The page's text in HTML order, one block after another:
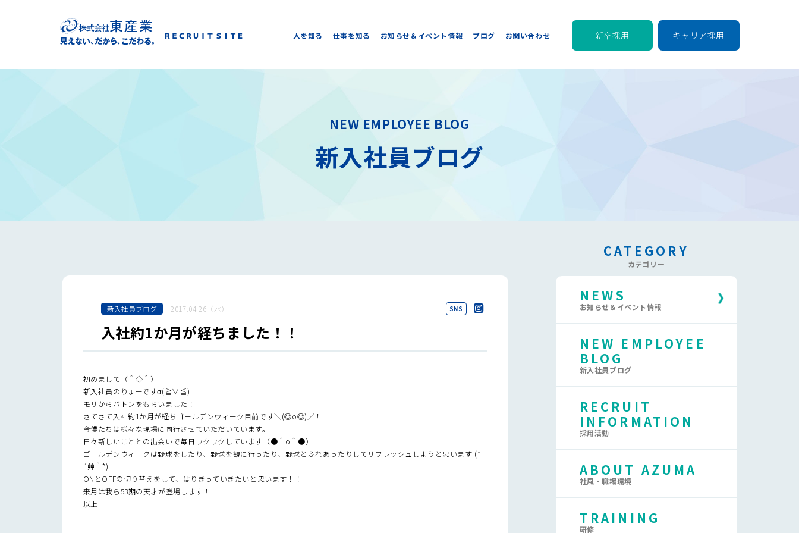
人を知る 仕事を知る お知らせ＆イベント情報 ブログ お問い合わせ 新卒採用 キャリア採用
NEW EMPLOYEE BLOG
新入社員ブログ
新入社員ブログ 2017.04.26（水） SNS
入社約1か月が経ちました！！
初めまして（＾◇＾）
新入社員のりょーですσ(≧∀≦)
モリからバトンをもらいました！
さてさて入社約1か月が経ちゴールデンウィーク目前です＼(◎o◎)／！
今僕たちは様々な現場に同行させていただいています。
日々新しいこととの出会いで毎日ワクワクしています（●＾o＾●）
ゴールデンウィークは野球をしたり、野球を観に行ったり、野球とふれあったりしてリフレッシュしようと思います (*
´艸｀*)
ONとOFFの切り替えをして、はりきっていきたいと思います！！
来月は我ら53期の天才が登場します！
以上
CATEGORY
カテゴリー
NEWS
お知らせ＆イベント情報
NEW EMPLOYEE
BLOG
新入社員ブログ
RECRUIT
INFORMATION
採用活動
ABOUT AZUMA
社風・職場環境
TRAINING
研修